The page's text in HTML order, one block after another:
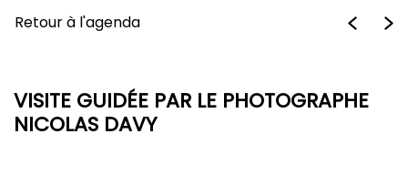
Retour à l'agenda
VISITE GUIDÉE PAR LE PHOTOGRAPHE
NICOLAS DAVY